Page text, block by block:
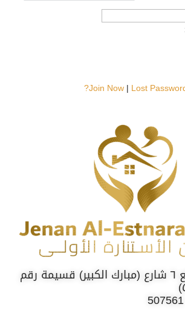
Join Now| Lost
الكويت شرق قطع ٦ شارع (مبارك الكبير) قسيمة رقم